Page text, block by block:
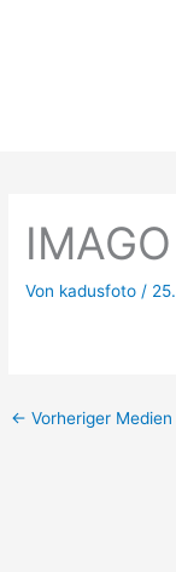
Von kadusfoto /
← Vorheriger Medien